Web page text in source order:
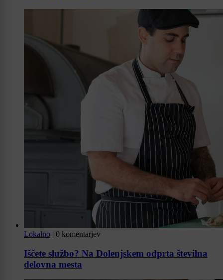
Lokalno | 0 komentarjev
Iščete službo? Na Dolenjskem odprta številna
delovna mesta